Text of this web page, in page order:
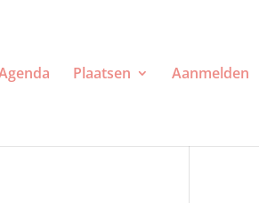
Plaatsen Aanmelden